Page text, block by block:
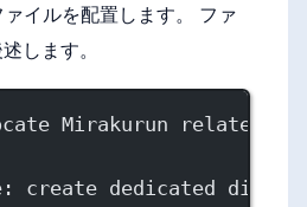
イルを配置します。 ファ
します。
Mirakurun related
: create dedicated